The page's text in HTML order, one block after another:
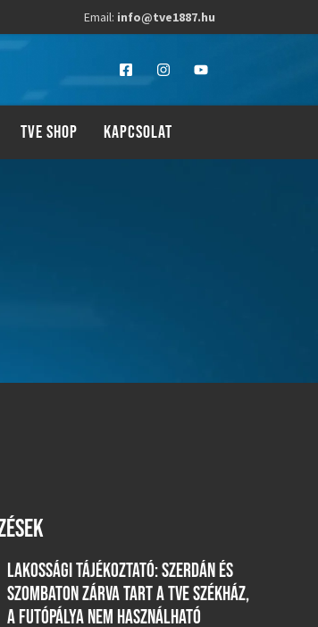
Email: info@tve1887.hu
TVE SHOP KAPCSOLAT
LAKOSSÁGI TÁJÉKOZTATÓ: SZERDÁN ÉS
SZOMBATON ZÁRVA TART A TVE SZÉKHÁZ,
A FUTÓPÁLYA NEM HASZNÁLHATÓ